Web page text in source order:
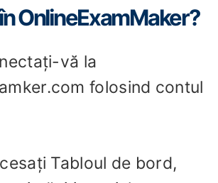
OnlineExamMaker?
vă la
folosind contul
Tabloul de bord,